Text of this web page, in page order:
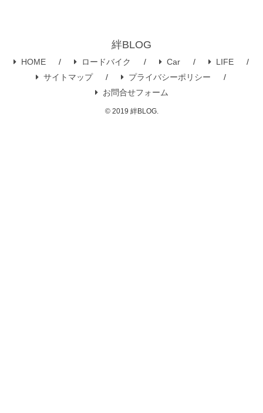
絆BLOG
HOME ロードバイク Car
LIFE
サイトマップ
プライバシーポリシー
お問合せフォーム
© 2019 絆BLOG.